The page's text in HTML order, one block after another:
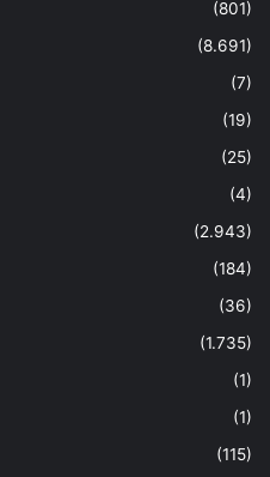
(801)
(8.691)
(7)
(19)
(25)
(4)
(2.943)
(184)
(36)
(1.735)
(1)
(1)
(115)